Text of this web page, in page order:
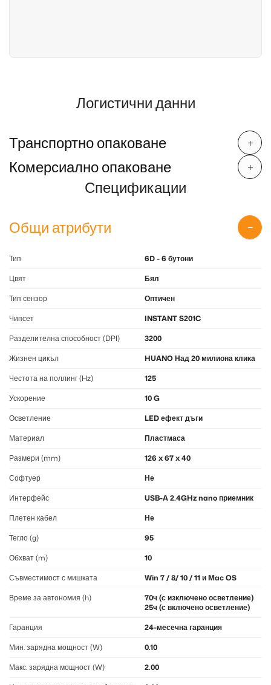
Логистични данни
Транспортно опаковане
Комерсиално опаковане
Спецификации
Общи атрибути
Тип
6D - 6 бутони
Цвят
Бял
Тип сензор
Оптичен
Чипсет
INSTANT S201C
Разделителна способност (DPI)
3200
Жизнен цикъл
HUANO Над 20 милиона клика
Честота на поллинг (Hz)
125
Ускорение
10 G
Осветление
LED ефект дъги
Материал
Пластмаса
Размери (mm)
126 x 67 x 40
Софтуер
Не
Интерфейс
USB-A 2.4GHz nano приемник
Плетен кабел
Не
Тегло (g)
95
Обхват (m)
10
Съвместимост с мишката
Win 7 / 8/ 10 / 11 и Mac OS
Време за автономия (h)
70ч (с изключено осветление)
25ч (с включено осветление)
Гаранция
24-месечна гаранция
Мин. зарядна мощност (W)
0.10
Макс. зарядна мощност (W)
2.00